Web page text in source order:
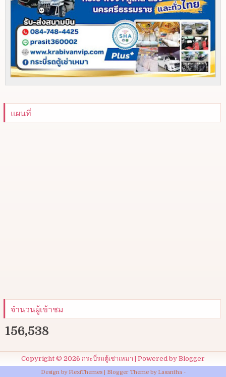
แผนที่
จำนวนผู้เข้าชม
156,538
Copyright © 2026 กระบี่รถตู้เช่าเหมา | Powered by Blogger
Design by FlexiThemes| Blogger Theme by Lasantha-